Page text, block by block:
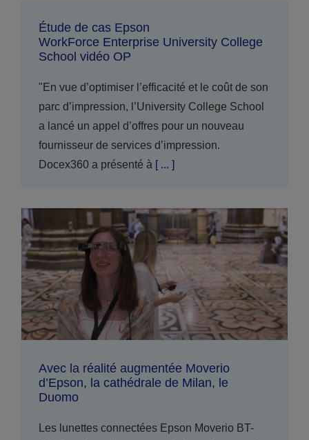
Étude de cas Epson
WorkForce Enterprise University College
School vidéo OP
"En vue d’optimiser l’efficacité et le coût de son
parc d’impression, l’University College School
a lancé un appel d’offres pour un nouveau
fournisseur de services d’impression.
Docex360 a présenté à [ ... ]
Avec la réalité augmentée Moverio
d’Epson, la cathédrale de Milan, le
Duomo
Les lunettes connectées Epson Moverio BT-